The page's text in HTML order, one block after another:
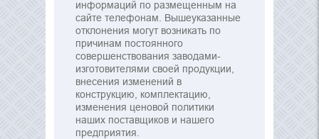
информаций по размещенным на
сайте телефонам. Вышеуказанные
отклонения могут возникать по
причинам постоянного
совершенствования заводами-
изготовителями своей продукции,
внесения изменений в
конструкцию, комплектацию,
изменения ценовой политики
наших поставщиков и нашего
предприятия.